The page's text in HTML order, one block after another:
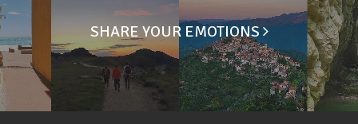
SHARE YOUR EMOTIONS